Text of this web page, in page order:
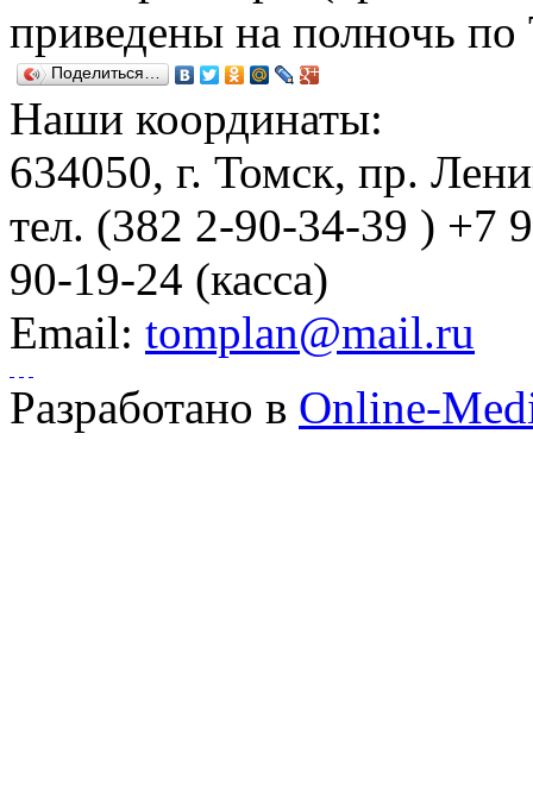
приведены на полночь
Поделиться…
Наши координаты:
634050, г. Томск, пр.
тел. (382 2-90-34-39 ) +7
90-19-24 (касса)
Email: tomplan@mail.ru
Разработано в Online-